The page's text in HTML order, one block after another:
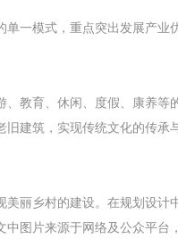
一模式，重点突出发展产业
教育、休闲、度假、康养等
建筑，实现传统文化的传承
丽乡村的建设。在规划设计
图片来源于网络及公众平台